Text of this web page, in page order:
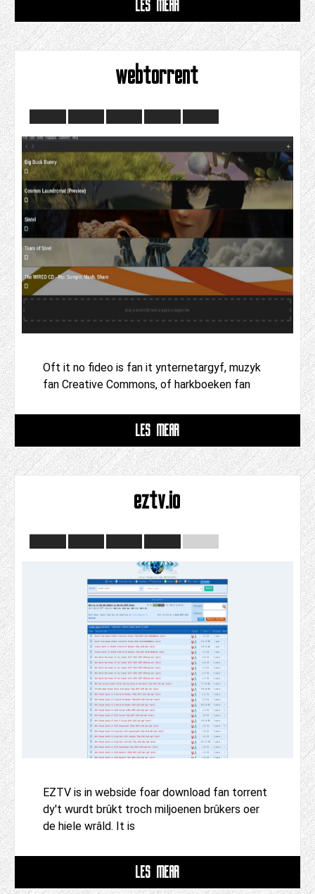
LÊS MEAR
webtorrent
Oft it no fideo is fan it ynternetargyf, muzyk
fan Creative Commons, of harkboeken fan
LÊS MEAR
eztv.io
EZTV is in webside foar download fan torrent
dy't wurdt brûkt troch miljoenen brûkers oer
de hiele wrâld. It is
LÊS MEAR